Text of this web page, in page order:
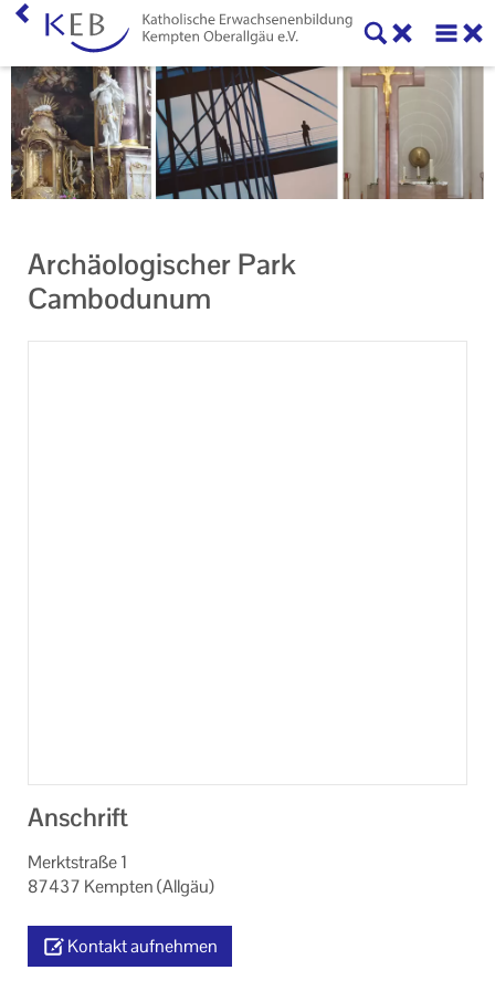
Archäologischer Park
Cambodunum
Anschrift
Merktstraße 1
87437 Kempten (Allgäu)
Kontakt aufnehmen
Home
KEB Kempten Oberallgäu
Unser Auftrag
Ihr Kontakt zu uns